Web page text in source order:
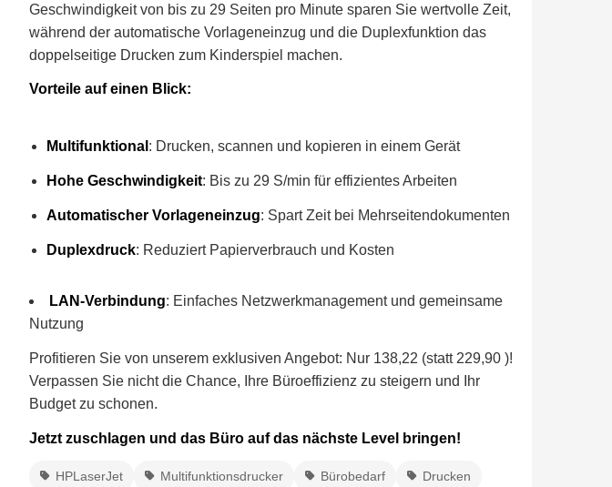
Geschwindigkeit von bis zu 29 Seiten pro Minute sparen Sie wertvolle Zeit,
während der automatische Vorlageneinzug und die Duplexfunktion das
doppelseitige Drucken zum Kinderspiel machen.
Vorteile auf einen Blick:
Multifunktional : Drucken, scannen und kopieren in einem Gerät
Hohe Geschwindigkeit: Bis zu 29 S/min für effizientes Arbeiten
Automatischer Vorlageneinzug: Spart Zeit bei Mehrseitendokumenten
Duplexdruck: Reduziert Papierverbrauch und Kosten
LAN-Verbindung: Einfaches Netzwerkmanagement und gemeinsame
Nutzung
Profitieren Sie von unserem exklusiven Angebot: Nur 138,22 (statt 229,90 )!
Verpassen Sie nicht die Chance, Ihre Büroeffizienz zu steigern und Ihr
Budget zu schonen.
Jetzt zuschlagen und das Büro auf das nächste Level bringen!
HPLaserJet Multifunktionsdrucker Bürobedarf Drucken